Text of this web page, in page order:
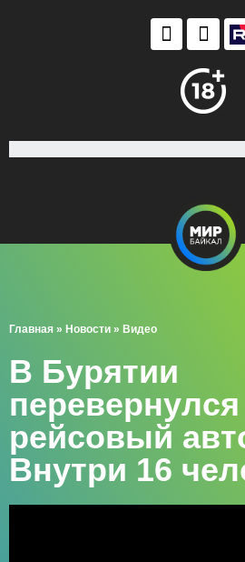
Главная » Новости » Видео
В Бурятии
перевернулся
рейсовый
Внутри 16